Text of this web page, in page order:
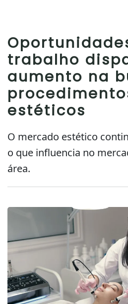
trabalho
aumento na
estéticos
O mercado estético
o que influencia no
área.